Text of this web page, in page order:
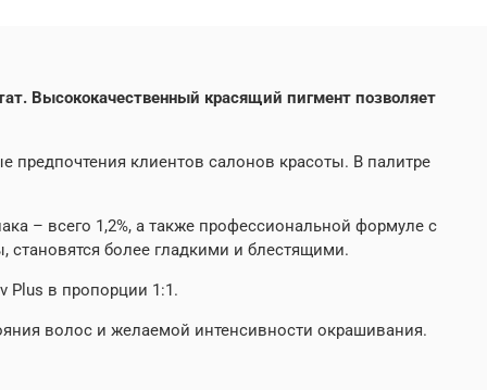
Высококачественный красящий пигмент позволяет
предпочтения клиентов салонов красоты. В палитре
– всего 1,2%, а также профессиональной формуле с
более гладкими и блестящими.
Plus в пропорции 1:1.
волос и желаемой интенсивности окрашивания.